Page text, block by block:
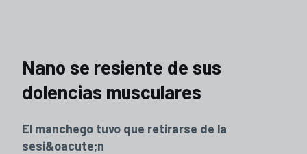
Nano se resiente de sus
dolencias musculares
El manchego tuvo que retirarse de la
sesi&oacute;n